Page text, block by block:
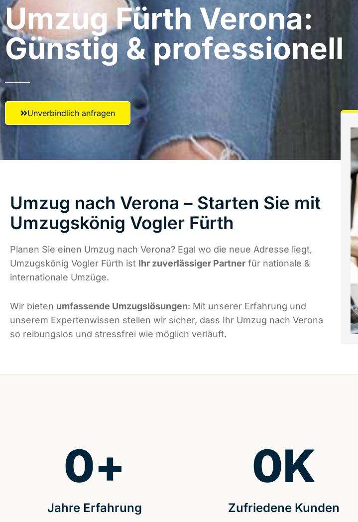
Umzug Fürth​ Verona:
Günstig & professionell​
Unverbindlich anfragen
Umzug nach Verona – Starten Sie mit
Umzugskönig Vogler Fürth
Planen Sie einen Umzug nach Verona? Egal wo die neue Adresse liegt,
Umzugskönig Vogler Fürth ist Ihr zuverlässiger Partner für nationale &
internationale Umzüge.
Wir bieten umfassende Umzugslösungen: Mit unserer Erfahrung und
unserem Expertenwissen stellen wir sicher, dass Ihr Umzug nach Verona
so reibungslos und stressfrei wie möglich verläuft.
Jahre Erfahrung
0+
Zufriedene Kunden
0K